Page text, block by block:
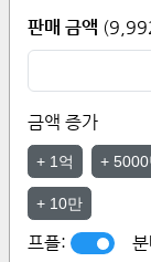
판매 금액 (
금액 증가
+ 1억 +
+ 10만
프플: